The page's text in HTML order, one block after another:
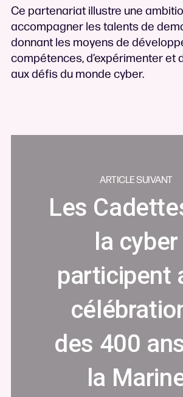
Ce partenariat illustre une
accompagner les talents de
donnant les moyens de
compétences, d’expérimenter et
aux défis du monde cyber.
ARTICLE SUIVANT
Les
la cyber
participent
des 400
la